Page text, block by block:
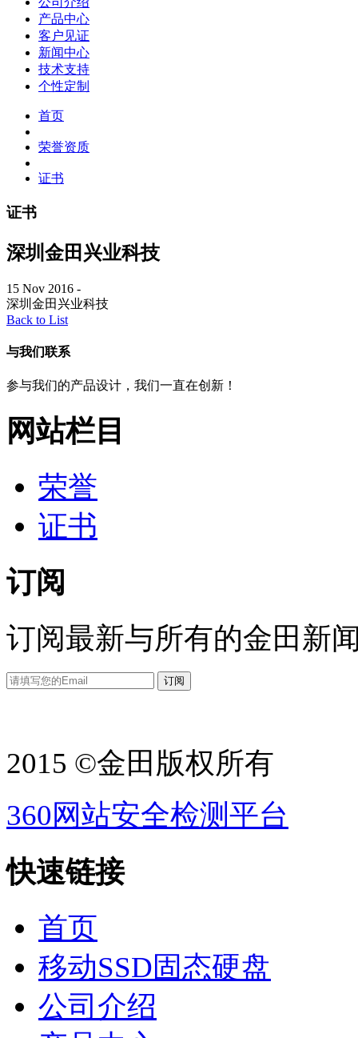
产品中心
客户见证
新闻中心
技术支持
个性定制
首页
荣誉资质
证书
证书
深圳金田兴业科技
15 Nov 2016 -
深圳金田兴业科技
Back to List
与我们联系
参与我们的产品设计，我们一直在创新！
网站栏目
荣誉
证书
订阅
订阅最新与所有的金田新
2015 ©金田版权所有
360网站安全检测平台
快速链接
首页
移动SSD固态硬盘
公司介绍